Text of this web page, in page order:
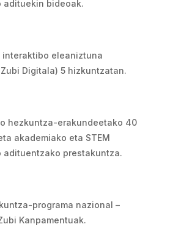
adituekin bideoak.
interaktibo eleaniztuna
Zubi Digitala) 5 hizkuntzatan.
hezkuntza-erakundeetako 40
akademiako eta STEM
adituentzako prestakuntza.
programa nazional –
Kanpamentuak.